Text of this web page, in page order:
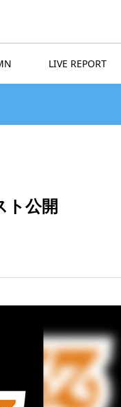
LIVE REPORT
ト公開